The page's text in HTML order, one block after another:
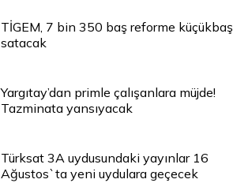
TİGEM, 7 bin 350 baş reforme küçükbaş
satacak
Yargıtay’dan primle çalışanlara müjde!
Tazminata yansıyacak
Türksat 3A uydusundaki yayınlar 16
Ağustos`ta yeni uydulara geçecek